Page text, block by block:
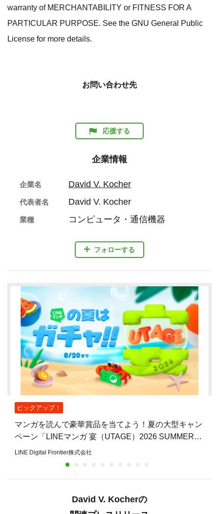
warranty of MERCHANTABILITY or FITNESS FOR A
PARTICULAR PURPOSE. See the GNU General Public
License for more details.
お問い合わせ先
応援する
企業情報
フォローする
企業名 David V. Kocher
代表者名 David V. Kocher
業種 コンピュータ・通信機器
ピックアップ！
マンガを読んで豪華賞品を当てよう！夏の大型キャン
ペーン「LINEマンガ 宴（UTAGE）2026 SUMMER」
開催
LINE Digital Frontier株式会社
David V. Kocherの